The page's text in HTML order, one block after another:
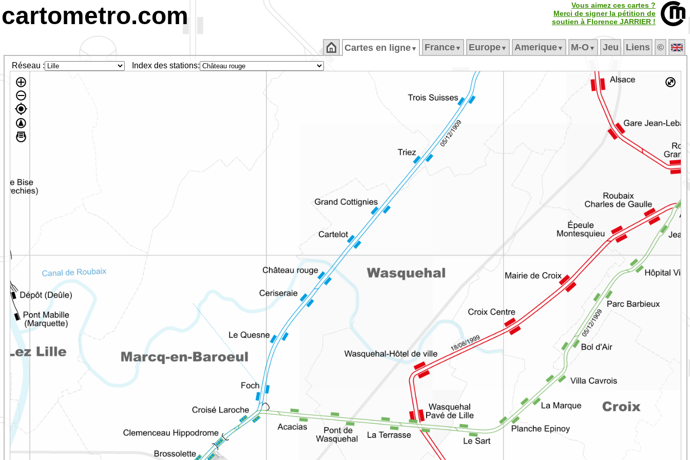
cartometro.com
Vous aimez ces cartes ?
Merci de signer la pétition de
soutien à Florence JARRIER !
Cartes en ligne ▼ France ▼ Europe ▼ Amerique ▼ M‑O ▼ Jeu Liens ©
Réseau : Index des stations: